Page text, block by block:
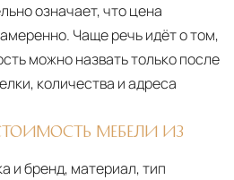
означает, что цена
Чаще речь идёт о том,
можно назвать только после
количества и адреса
МЕБЕЛИ ИЗ
и бренд, материал, тип